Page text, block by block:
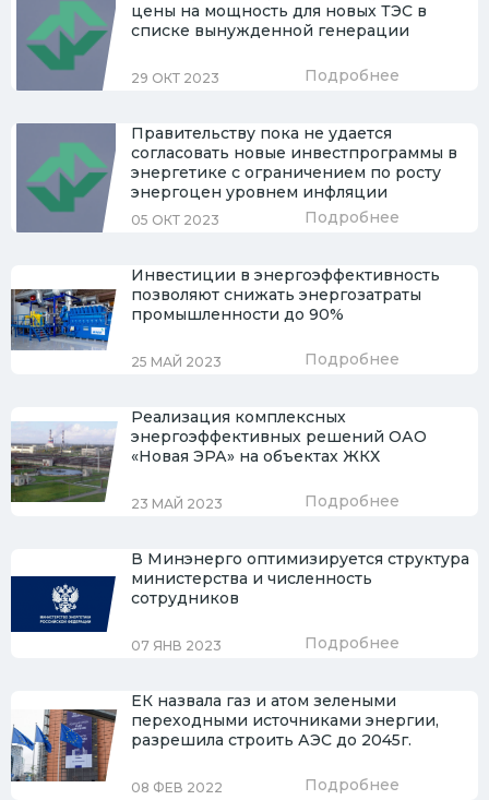
цены на мощность для новых ТЭС в
списке вынужденной генерации
29 ОКТ 2023 Подробнее
Правительству пока не удается
согласовать новые инвестпрограммы в
энергетике с ограничением по росту
энергоцен уровнем инфляции
05 ОКТ 2023 Подробнее
Инвестиции в энергоэффективность
позволяют снижать энергозатраты
промышленности до 90%
25 МАЙ 2023 Подробнее
Реализация комплексных
энергоэффективных решений ОАО
«Новая ЭРА» на объектах ЖКХ
23 МАЙ 2023 Подробнее
В Минэнерго оптимизируется структура
министерства и численность
сотрудников
07 ЯНВ 2023 Подробнее
ЕК назвала газ и атом зелеными
переходными источниками энергии,
разрешила строить АЭС до 2045г.
08 ФЕВ 2022 Подробнее